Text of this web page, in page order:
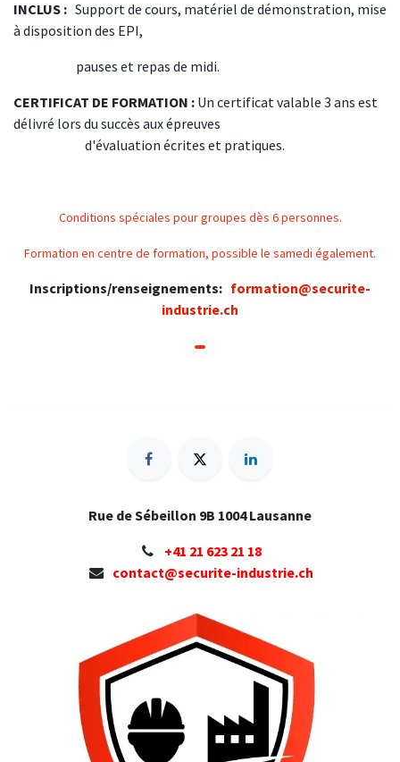
INCLUS : Support de cours, matériel de démonstration, mise
à disposition des EPI,
​ pauses et repas de midi.
CERTIFICAT DE FORMATION : Un certificat valable 3 ans est
délivré lors du succès aux épreuves
​d'évaluation écrites et pratiques.
Conditions spéciales pour groupes dès 6 personnes.
Formation en centre de formation, possible le samedi également.
Inscriptions/renseignements: formation@securite-
industrie.ch
Rue de Sébeillon 9B 1004 Lausanne
+41 ​21 623 21 18
contact@securite-industrie.ch